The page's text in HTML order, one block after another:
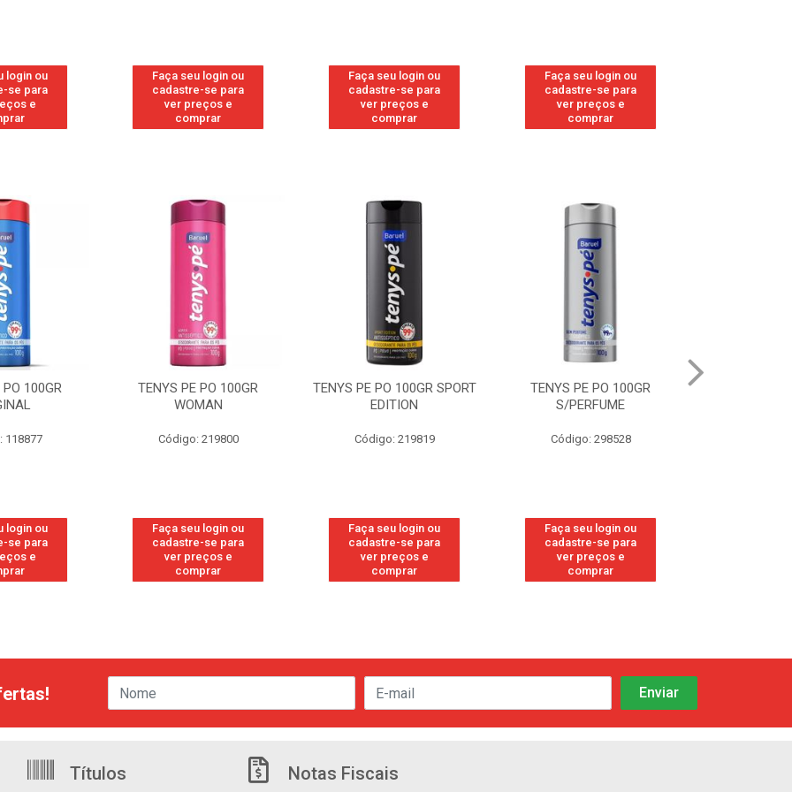
login ou
se para
e
Faça seu login ou
cadastre-se para
ver preços e
comprar
Faça seu login ou
cadastre-se para
ver preços e
comprar
Faça seu login ou
cadastre-se para
ver preços e
comprar
100GR
118877
login ou
se para
e
TENYS PE PO 100GR
WOMAN
Código: 219800
Faça seu login ou
cadastre-se para
ver preços e
comprar
TENYS PE PO 100GR SPORT
EDITION
Código: 219819
Faça seu login ou
cadastre-se para
ver preços e
comprar
TENYS PE PO 100GR
S/PERFUME
Código: 298528
Faça seu login ou
cadastre-se para
ver preços e
comprar
Títulos Notas Fiscais